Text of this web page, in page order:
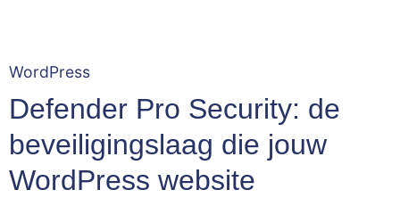
WordPress
Defender Pro Security: de
beveiligingslaag die jouw
WordPress website